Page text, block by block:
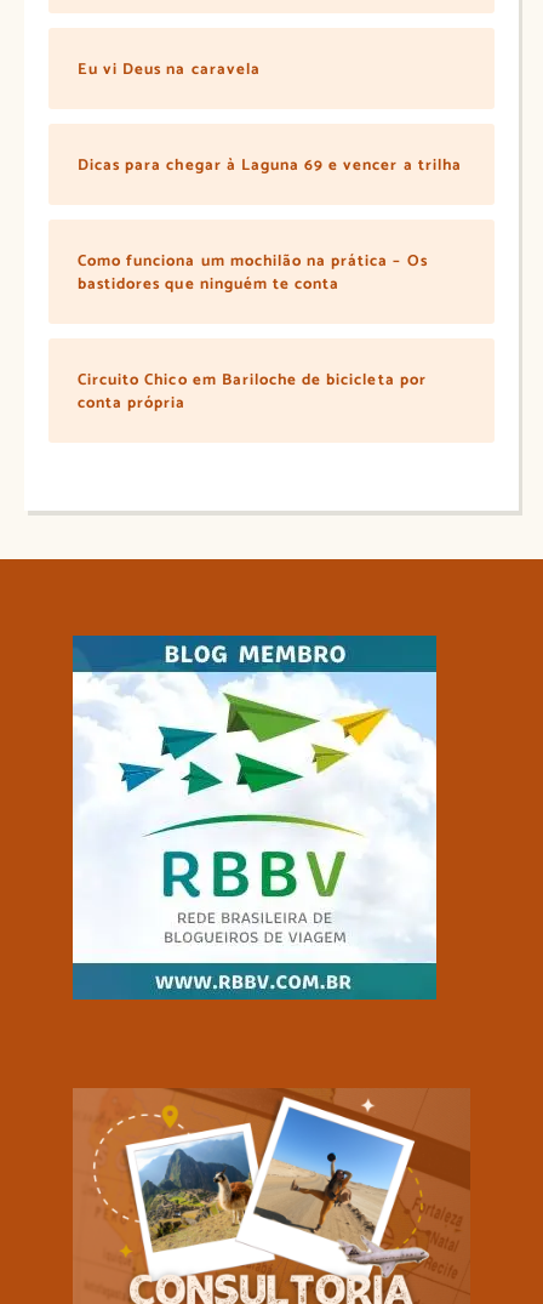
Eu vi Deus na caravela
Dicas para chegar à Laguna 69 e vencer a trilha
Como funciona um mochilão na prática – Os
bastidores que ninguém te conta
Circuito Chico em Bariloche de bicicleta por
conta própria